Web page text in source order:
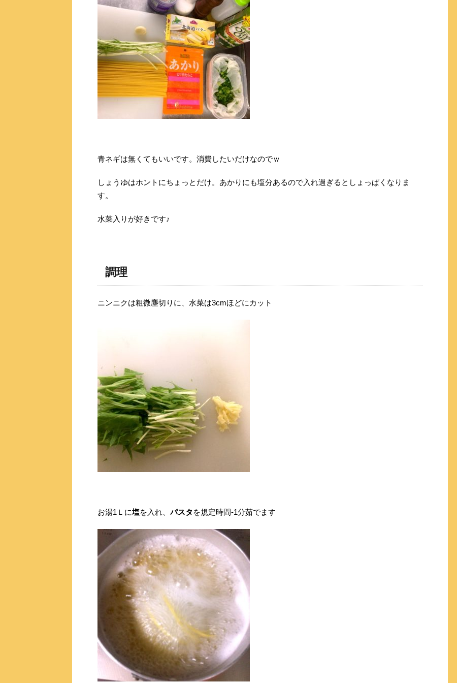
青ネギは無くてもいいです。消費したいだけなのでｗ
しょうゆはホントにちょっとだけ。あかりにも塩分あるので入れ過ぎるとしょっぱくなりま
す。
水菜入りが好きです♪
調理
ニンニクは粗微塵切りに、水菜は3cmほどにカット
お湯1Ｌに塩を入れ、パスタ を規定時間-1分茹でます